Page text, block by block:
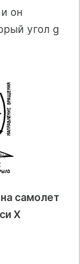
он
угол g
самолет
Х